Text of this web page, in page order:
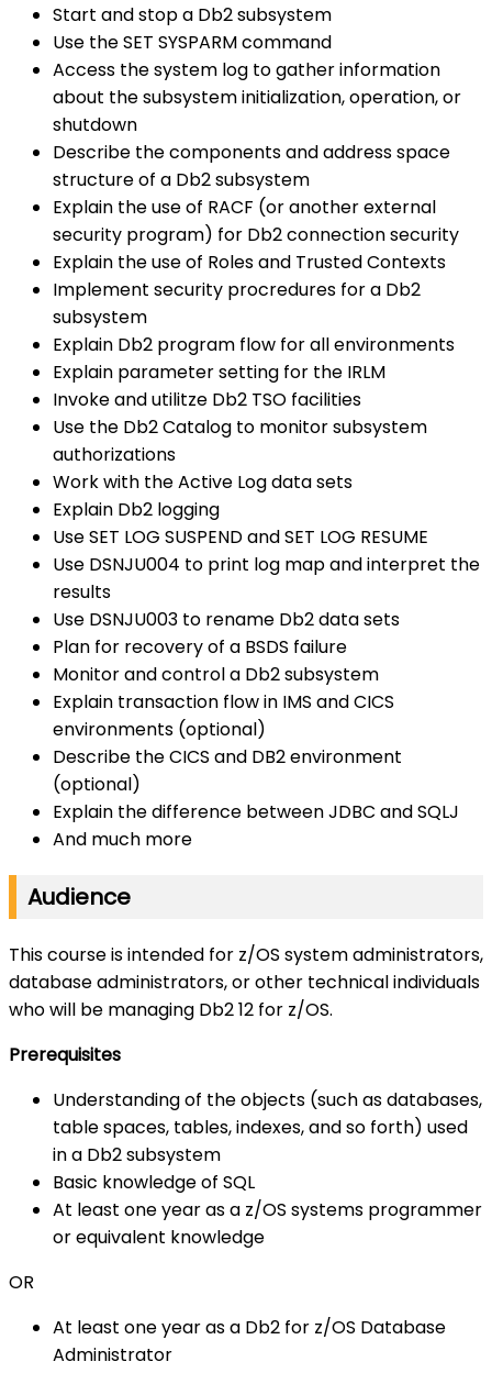
Start and stop a Db2 subsystem
Use the SET SYSPARM command
Access the system log to gather information
about the subsystem initialization, operation, or
shutdown
Describe the components and address space
structure of a Db2 subsystem
Explain the use of RACF (or another external
security program) for Db2 connection security
Explain the use of Roles and Trusted Contexts
Implement security procredures for a Db2
subsystem
Explain Db2 program flow for all environments
Explain parameter setting for the IRLM
Invoke and utilitze Db2 TSO facilities
Use the Db2 Catalog to monitor subsystem
authorizations
Work with the Active Log data sets
Explain Db2 logging
Use SET LOG SUSPEND and SET LOG RESUME
Use DSNJU004 to print log map and interpret the
results
Use DSNJU003 to rename Db2 data sets
Plan for recovery of a BSDS failure
Monitor and control a Db2 subsystem
Explain transaction flow in IMS and CICS
environments (optional)
Describe the CICS and DB2 environment
(optional)
Explain the difference between JDBC and SQLJ
And much more
Audience
This course is intended for z/OS system administrators,
database administrators, or other technical individuals
who will be managing Db2 12 for z/OS.
Prerequisites
Understanding of the objects (such as databases,
table spaces, tables, indexes, and so forth) used
in a Db2 subsystem
Basic knowledge of SQL
At least one year as a z/OS systems programmer
or equivalent knowledge
OR
At least one year as a Db2 for z/OS Database
Administrator